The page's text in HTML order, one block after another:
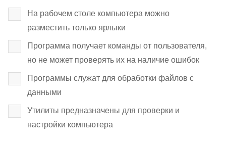
На рабочем столе компьютера можно
разместить только ярлыки
Программа получает команды от пользователя,
но не может проверять их на наличие ошибок
Программы служат для обработки файлов с
данными
Утилиты предназначены для проверки и
настройки компьютера